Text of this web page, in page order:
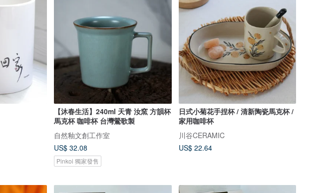
【沐春生活】240ml 天青 汝窯 方韻杯
馬克杯 咖啡杯 台灣鶯歌製
自然釉文創工作室
US$ 32.08
Pinkoi 獨家發售
日式小菊花手捏杯 / 清新陶瓷馬克杯 /
家用咖啡杯
川谷CERAMIC
US$ 22.64